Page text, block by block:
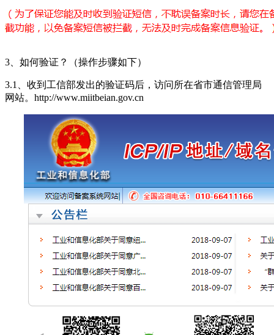
3、如何验证？（操作步骤如下）
3.1、收到工信部发出的验证码后，访问所在省市通信管理局
网站。http://www.miitbeian.gov.cn